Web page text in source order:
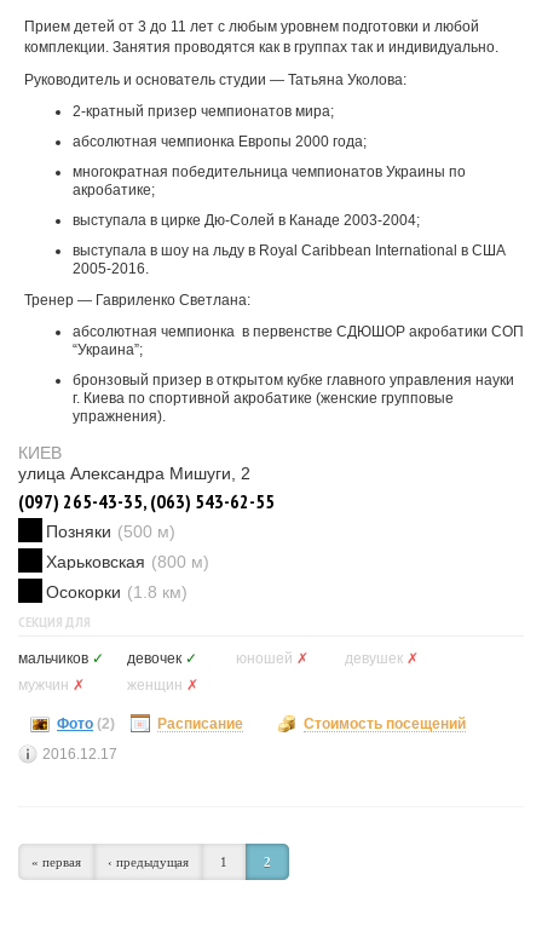
Прием детей от 3 до 11 лет с любым уровнем подготовки и любой
комплекции. Занятия проводятся как в группах так и индивидуально.
Руководитель и основатель студии — Татьяна Уколова:
2-кратный призер чемпионатов мира;
абсолютная чемпионка Европы 2000 года;
многократная победительница чемпионатов Украины по
акробатике;
выступала в цирке Дю-Солей в Канаде 2003-2004;
выступала в шоу на льду в Royal Caribbean International в США
2005-2016.
Тренер — Гавриленко Светлана:
абсолютная чемпионка в первенстве СДЮШОР акробатики СОП
“Украина”;
бронзовый призер в открытом кубке главного управления науки
г. Киева по спортивной акробатике (женские групповые
упражнения).
КИЕВ
улица Александра Мишуги, 2
(097) 265-43-35, (063) 543-62-55
Позняки (500 м)
Харьковская (800 м)
Осокорки (1.8 км)
СЕКЦИЯ ДЛЯ
мальчиков ✓ девочек ✓ юношей ✗ девушек ✗
мужчин ✗ женщин ✗
Фото (2) Расписание
Стоимость посещений
2016.12.17
« первая ‹ предыдущая 1 2